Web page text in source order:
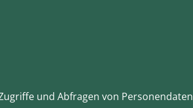
und Abfragen von